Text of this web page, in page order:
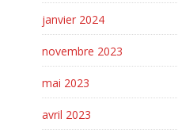
janvier 2024
novembre 2023
mai 2023
avril 2023